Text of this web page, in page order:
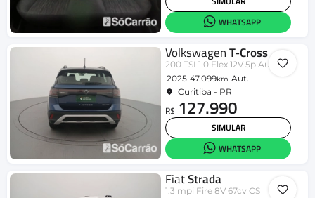
WHATSAPP
VolkswagenT-Cross
200 TSI 1.0 Flex 12V 5p Aut.
2025 47.099km Aut.
Curitiba - PR
R$ 127.990
SIMULAR
WHATSAPP
FiatStrada
1.3 mpi Fire 8V 67cv CS